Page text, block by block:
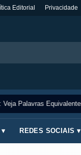
Editorial Privacidade
Palavras Equivalentes
▾ REDES SOCIAIS ▾